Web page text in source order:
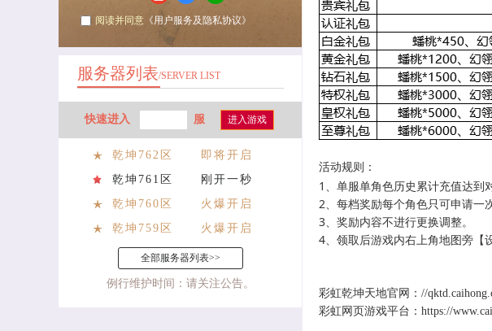
活动规则：
1、单服单角色历史累计充值达到
2、每档奖励每个角色只可申请一
3、奖励内容不进行更换调整。
4、领取后游戏内右上角地图旁【
彩虹乾坤天地官网： //
彩虹网页游戏平台： https://
阅读并同意 《用户服务及隐私协议》
服务器列表/SERVER LIST
快速进入 服 进入游戏
乾坤762区
即将开启
乾坤761区
刚开一秒
乾坤760区
火爆开启
乾坤759区
火爆开启
全部服务器列表>>
例行维护时间：请关注公告。